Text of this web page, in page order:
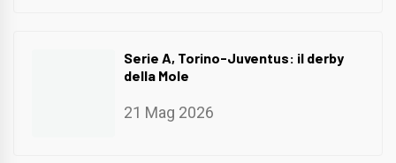
Serie A, Torino-Juventus: il derby
della Mole
21 Mag 2026